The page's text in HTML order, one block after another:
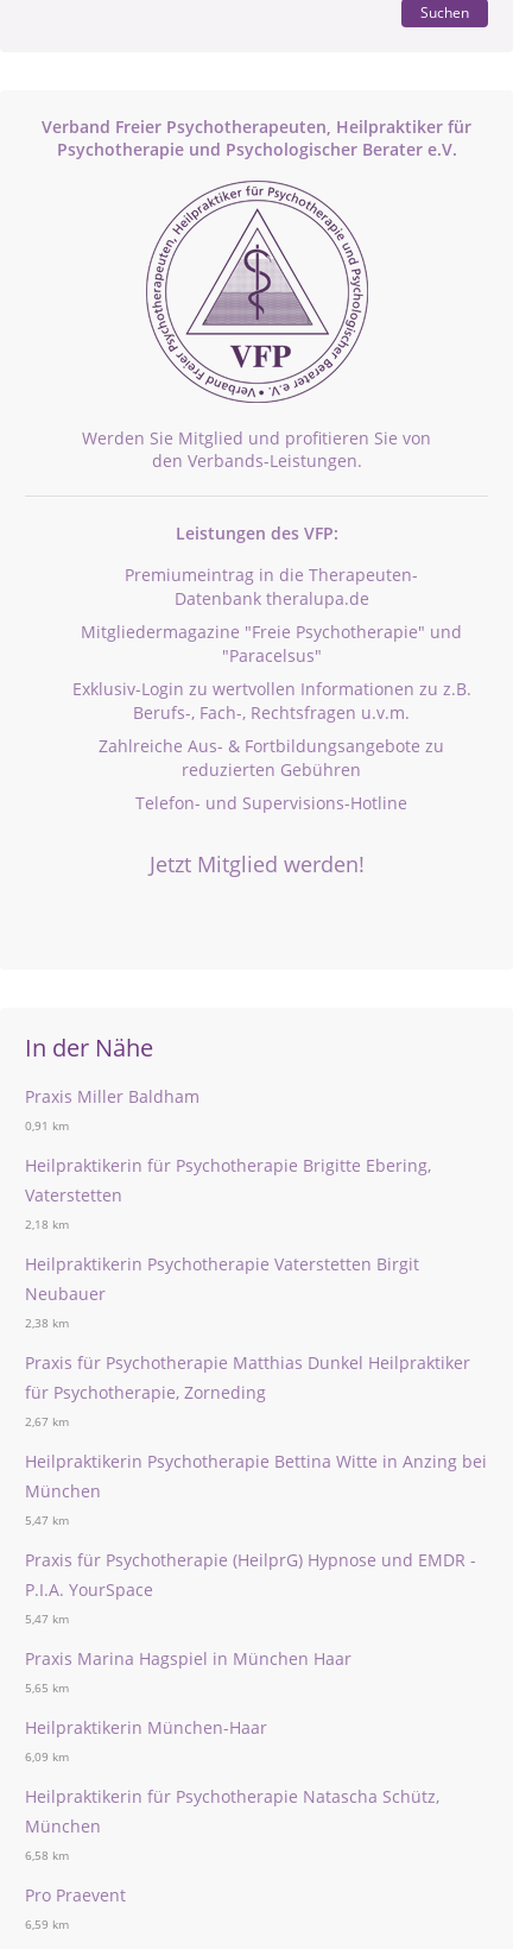
Suchen
Verband Freier Psychotherapeuten, Heilpraktiker für
Psychotherapie und Psychologischer Berater e.V.
Werden Sie Mitglied und profitieren Sie von
den Verbands-Leistungen.
Leistungen des VFP:
Premiumeintrag in die Therapeuten-
Datenbank theralupa.de
Mitgliedermagazine "Freie Psychotherapie" und
"Paracelsus"
Exklusiv-Login zu wertvollen Informationen zu z.B.
Berufs-, Fach-, Rechtsfragen u.v.m.
Zahlreiche Aus- & Fortbildungsangebote zu
reduzierten Gebühren
Telefon- und Supervisions-Hotline
Jetzt Mitglied werden!
In der Nähe
Praxis Miller Baldham
0,91 km
Heilpraktikerin für Psychotherapie Brigitte Ebering,
Vaterstetten
2,18 km
Heilpraktikerin Psychotherapie Vaterstetten Birgit
Neubauer
2,38 km
Praxis für Psychotherapie Matthias Dunkel Heilpraktiker
für Psychotherapie, Zorneding
2,67 km
Heilpraktikerin Psychotherapie Bettina Witte in Anzing bei
München
5,47 km
Praxis für Psychotherapie (HeilprG) Hypnose und EMDR -
P.I.A. YourSpace
5,47 km
Praxis Marina Hagspiel in München Haar
5,65 km
Heilpraktikerin München-Haar
6,09 km
Heilpraktikerin für Psychotherapie Natascha Schütz,
München
6,58 km
Pro Praevent
6,59 km